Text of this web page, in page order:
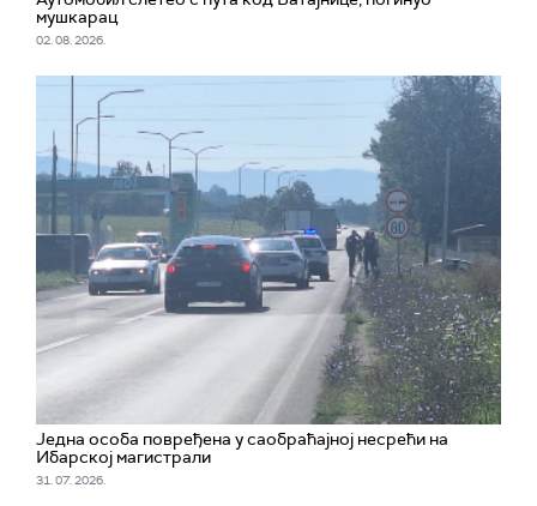
мушкарац
02. 08. 2026.
Једна особа повређена у саобраћајној несрећи на
Ибарској магистрали
31. 07. 2026.